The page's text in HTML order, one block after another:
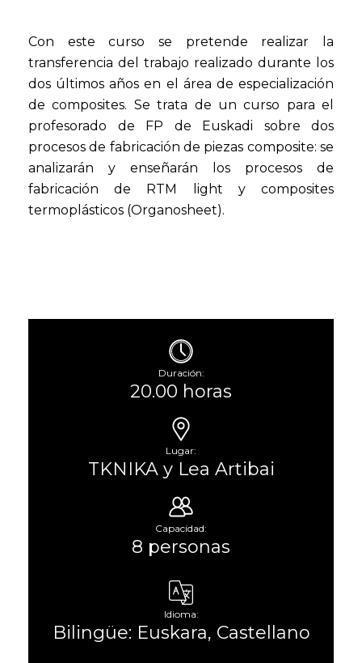
Con este curso se pretende realizar la
transferencia del trabajo realizado durante los
dos últimos años en el área de especialización
de composites. Se trata de un curso para el
profesorado de FP de Euskadi sobre dos
procesos de fabricación de piezas composite: se
analizarán y enseñarán los procesos de
fabricación de RTM light y composites
termoplásticos (Organosheet).
Duración:
20.00 horas
Lugar:
TKNIKA y Lea Artibai
Capacidad:
8 personas
Idioma:
Bilingüe: Euskara, Castellano